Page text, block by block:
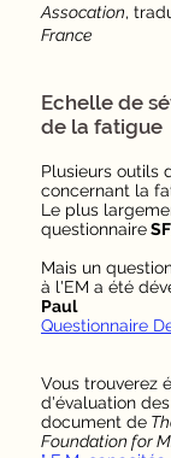
Assocation,
France
Echelle de
de la fatigue
Plusieurs outils
concernant la
Le plus
questionnaire
Mais un
à l'EM a été
Paul
Questionnaire
Vous trouverez
d'évaluation
document de
Foundation for